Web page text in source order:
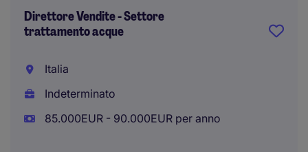
Direttore Vendite - Settore
trattamento acque
Italia
Indeterminato
85.000EUR - 90.000EUR per anno